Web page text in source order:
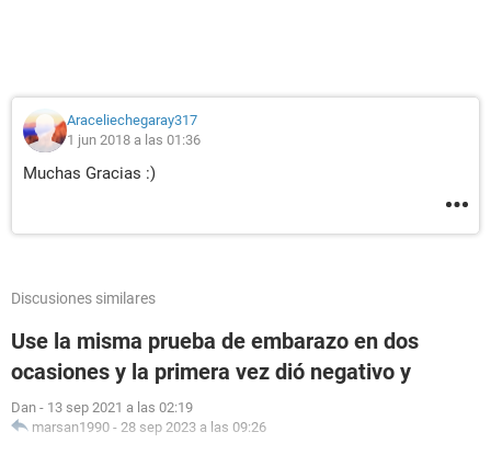
Araceliechegaray317
1 jun 2018 a las 01:36
Muchas Gracias :)
Discusiones similares
Use la misma prueba de embarazo en dos
ocasiones y la primera vez dió negativo y
Dan - 13 sep 2021 a las 02:19
marsan1990 - 28 sep 2023 a las 09:26